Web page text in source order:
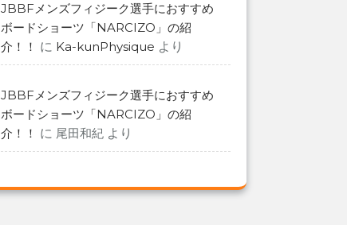
JBBFメンズフィジーク選手におすすめ
ボードショーツ「NARCIZO」の紹
介！！ に Ka-kunPhysique より
JBBFメンズフィジーク選手におすすめ
ボードショーツ「NARCIZO」の紹
介！！ に 尾田和紀 より